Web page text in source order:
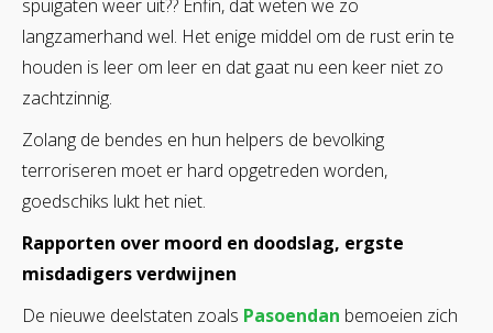
spuigaten weer uit?? Enfin, dat weten we zo
langzamerhand wel. Het enige middel om de rust erin te
houden is leer om leer en dat gaat nu een keer niet zo
zachtzinnig.
Zolang de bendes en hun helpers de bevolking
terroriseren moet er hard opgetreden worden,
goedschiks lukt het niet.
Rapporten over moord en doodslag, ergste
misdadigers verdwijnen
De nieuwe deelstaten zoals Pasoendan bemoeien zich